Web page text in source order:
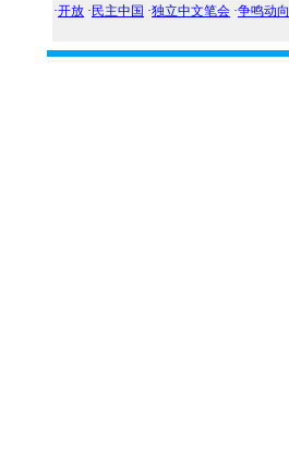
·开放 · 民主中国 ·独立中文笔会 ·争鸣动向